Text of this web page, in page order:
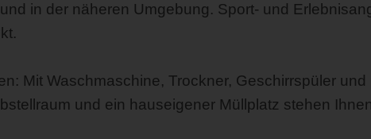
in der näheren Umgebung. Sport- und
Mit Waschmaschine, Trockner, Geschirrspüler
und ein hauseigener Müllplatz stehen